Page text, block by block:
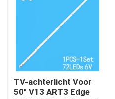
TV-achterlicht Voor
50" V13 ART3 Edge